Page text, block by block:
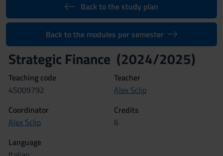
Back to the study plan
Back to the modules per semester
Strategic Finance (2024/2025)
Teaching code
4S009792
Teacher
Alex Sclip
Coordinator
Alex Sclip
Credits
6
Language